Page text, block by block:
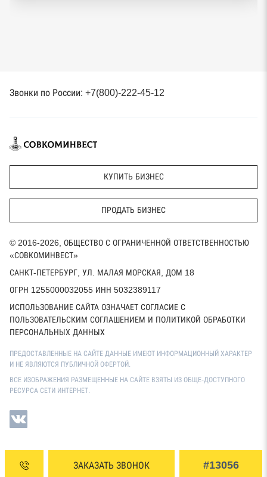
ЗАКАЗАТЬ ЗВОНОК #13056
Звонки по России: +7(800)-222-45-12
КУПИТЬ БИЗНЕС
ПРОДАТЬ БИЗНЕС
© 2016-2026, ОБЩЕСТВО С ОГРАНИЧЕННОЙ ОТВЕТСТВЕННОСТЬЮ
«СОВКОМИНВЕСТ»
САНКТ-ПЕТЕРБУРГ, УЛ. МАЛАЯ МОРСКАЯ, ДОМ 18
ОГРН 1255000032055 ИНН 5032389117
ИСПОЛЬЗОВАНИЕ САЙТА ОЗНАЧАЕТ СОГЛАСИЕ С
ПОЛЬЗОВАТЕЛЬСКИМ СОГЛАШЕНИЕМ И ПОЛИТИКОЙ ОБРАБОТКИ
ПЕРСОНАЛЬНЫХ ДАННЫХ
ПРЕДОСТАВЛЕННЫЕ НА САЙТЕ ДАННЫЕ ИМЕЮТ ИНФОРМАЦИОННЫЙ ХАРАКТЕР
И НЕ ЯВЛЯЮТСЯ ПУБЛИЧНОЙ ОФЕРТОЙ.
ВСЕ ИЗОБРАЖЕНИЯ РАЗМЕЩЕННЫЕ НА САЙТЕ ВЗЯТЫ ИЗ ОБЩЕ-ДОСТУПНОГО
РЕСУРСА СЕТИ ИНТЕРНЕТ.